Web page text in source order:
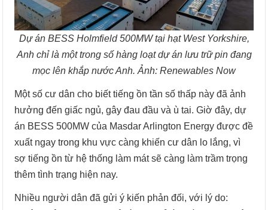
Dự án BESS Holmfield 500MW tại hạt West Yorkshire,
Anh chỉ là một trong số hàng loạt dự án lưu trữ pin đang
mọc lên khắp nước Anh. Ảnh: Renewables Now
Một số cư dân cho biết tiếng ồn tần số thấp này đã ảnh
hưởng đến giấc ngủ, gây đau đầu và ù tai. Giờ đây, dự
án BESS 500MW của Masdar Arlington Energy được đề
xuất ngay trong khu vực càng khiến cư dân lo lắng, vì
sợ tiếng ồn từ hệ thống làm mát sẽ càng làm trầm trọng
thêm tình trạng hiện nay.
Nhiều người dân đã gửi ý kiến phản đối, với lý do: